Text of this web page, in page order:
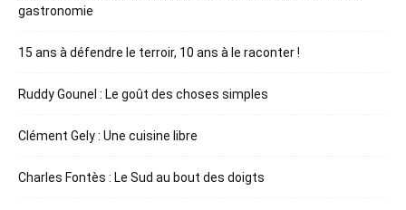
gastronomie
15 ans à défendre le terroir, 10 ans à le raconter !
Ruddy Gounel : Le goût des choses simples
Clément Gely : Une cuisine libre
Charles Fontès : Le Sud au bout des doigts